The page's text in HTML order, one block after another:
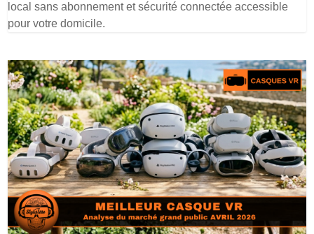
local sans abonnement et sécurité connectée accessible
pour votre domicile.